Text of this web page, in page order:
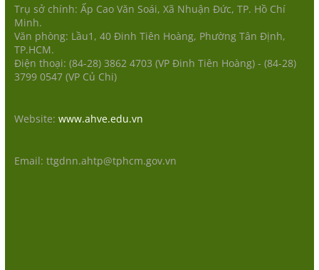
Trụ sở chính: Ấp Cao Văn Soái, Xã Nhuận Đức, TP. Hồ Chí
Minh.
Văn phòng: Lầu1, 40 Đinh Tiên Hoàng, Phường Tân Định,
TP.HCM.
Điện thoại: (84-28) 3862 4703 (VP Đinh Tiên Hoàng) - (84-28)
3799 0547 (VP Củ Chi)
Website: www.ahve.edu.vn
Email: ttgdnn.ahtp@tphcm.gov.vn